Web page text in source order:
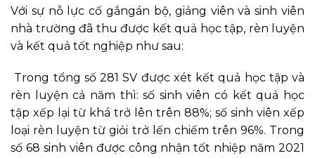
Với sự nỗ lực cố gắngán bộ, giảng viên và sinh viên
nhà trường đã thu được kết quả học tập, rèn luyện
và kết quả tốt nghiệp như sau:
Trong tổng số 281 SV được xét kết quả học tập và
rèn luyện cả năm thì: số sinh viên có kết quả học
tập xếp lại từ khá trở lên trên 88%; số sinh viên xếp
loại rèn luyện từ giỏi trở lến chiếm trên 96%. Trong
số 68 sinh viên được công nhận tốt nhiệp năm 2021